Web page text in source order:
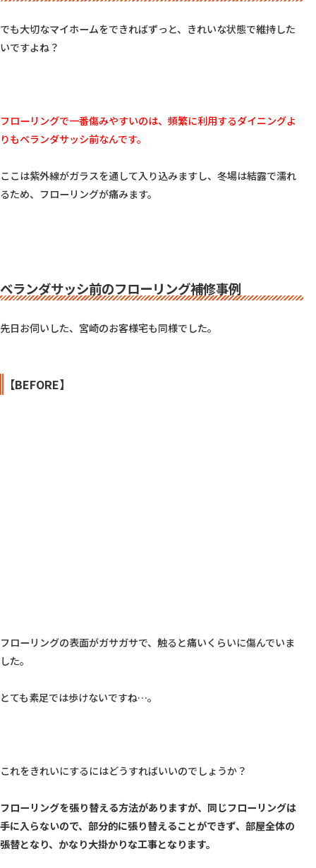
でも大切なマイホームをできればずっと、きれいな状態で維持した
いですよね？
フローリングで一番傷みやすいのは、頻繁に利用するダイニングよ
りもベランダサッシ前なんです。
ここは紫外線がガラスを通して入り込みますし、冬場は結露で濡れ
るため、フローリングが痛みます。
ベランダサッシ前のフローリング補修事例
先日お伺いした、宮崎のお客様宅も同様でした。
【BEFORE】
フローリングの表面がガサガサで、触ると痛いくらいに傷んでいま
した。
とても素足では歩けないですね…。
これをきれいにするにはどうすればいいのでしょうか？
フローリングを張り替える方法がありますが、同じフローリングは
手に入らないので、部分的に張り替えることができず、部屋全体の
張替となり、かなり大掛かりな工事となります。